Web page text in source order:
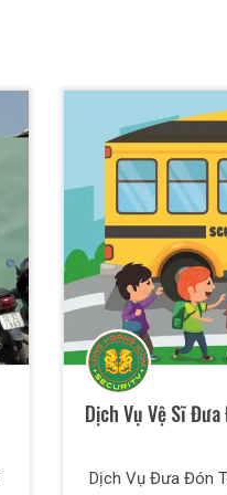
Dịch Vụ Vệ Sĩ
Dịch Vụ Đưa Đón